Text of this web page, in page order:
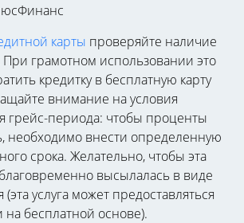
карты проверяйте наличие
грамотном использовании это
кредитку в бесплатную карту
внимание на условия
грейс-периода: чтобы проценты
необходимо внести определенную
срока. Желательно, чтобы эта
высылалась в виде
услуга может предоставляться
на бесплатной основе).